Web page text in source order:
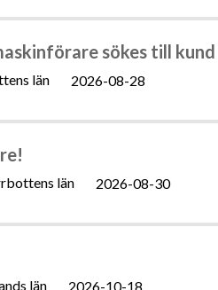
sökes till kund
län 2026-08-28
län 2026-08-30
län 2026-10-18